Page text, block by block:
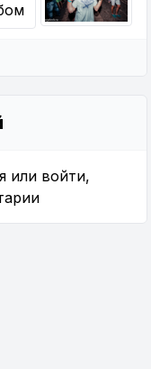
или войти,